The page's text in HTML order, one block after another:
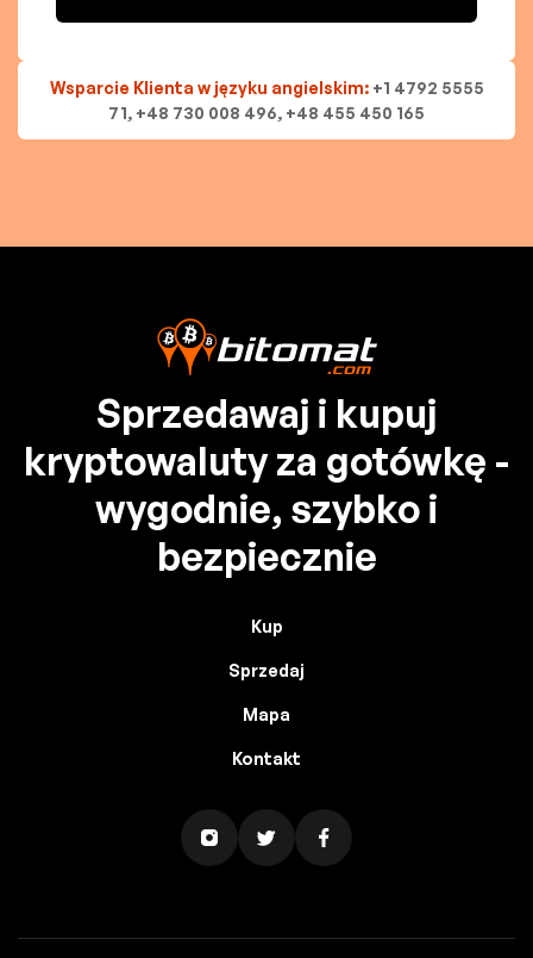
Wsparcie Klienta w języku angielskim: +1 4792 5555
71, +48 730 008 496, +48 455 450 165
Sprzedawaj i kupuj
kryptowaluty za gotówkę -
wygodnie, szybko i
bezpiecznie
Kup
Sprzedaj
Mapa
Kontakt